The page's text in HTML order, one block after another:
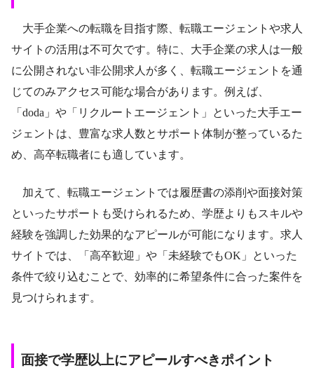
大手企業への転職を目指す際、転職エージェントや求人
サイトの活用は不可欠です。特に、大手企業の求人は一般
に公開されない非公開求人が多く、転職エージェントを通
じてのみアクセス可能な場合があります。例えば、
「doda」や「リクルートエージェント」といった大手エー
ジェントは、豊富な求人数とサポート体制が整っているた
め、高卒転職者にも適しています。
加えて、転職エージェントでは履歴書の添削や面接対策
といったサポートも受けられるため、学歴よりもスキルや
経験を強調した効果的なアピールが可能になります。求人
サイトでは、「高卒歓迎」や「未経験でもOK」といった
条件で絞り込むことで、効率的に希望条件に合った案件を
見つけられます。
面接で学歴以上にアピールすべきポイント